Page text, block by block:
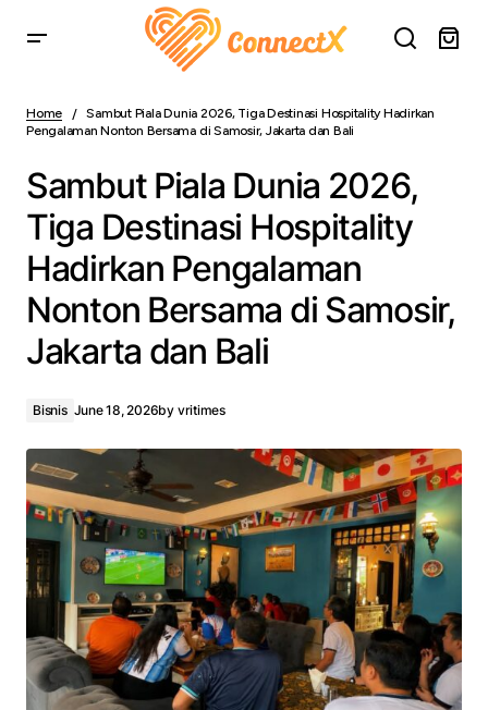
Hadirkan Pengalaman Nonton Bersama di Samosir,
Jakarta dan Bali
Home
Sambut Piala Dunia 2026, Tiga Destinasi Hospitality Hadirkan
Pengalaman Nonton Bersama di Samosir, Jakarta dan Bali
Sambut Piala Dunia 2026,
Tiga Destinasi Hospitality
Hadirkan Pengalaman
Nonton Bersama di Samosir,
Jakarta dan Bali
Bisnis June 18, 2026by vritimes